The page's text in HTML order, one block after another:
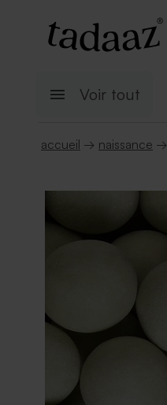
Voir tout
accueil → naissance →